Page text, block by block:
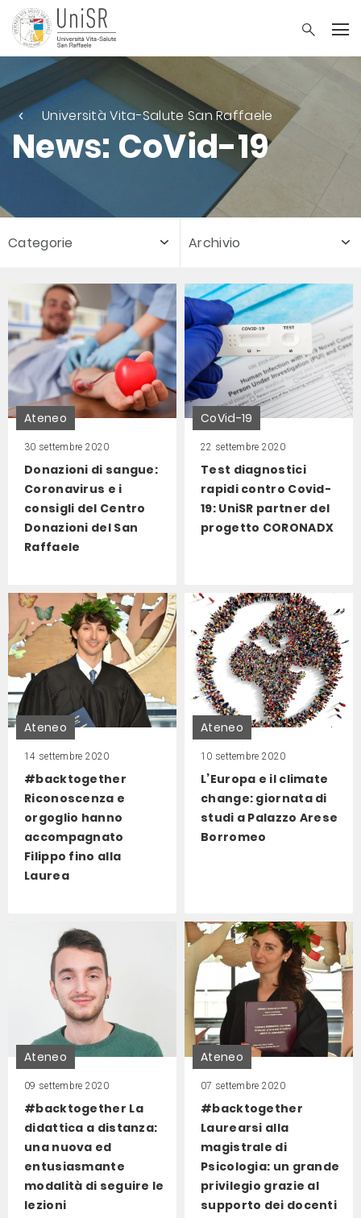
Università Vita-Salute San Raffaele
News: CoVid-19
Categorie Archivio
Ateneo
30 settembre 2020
Donazioni di sangue:
Coronavirus e i
consigli del Centro
Donazioni del San
Raffaele
CoVid-19
22 settembre 2020
Test diagnostici
rapidi contro Covid-
19: UniSR partner del
progetto CORONADX
Ateneo
14 settembre 2020
#backtogether
Riconoscenza e
orgoglio hanno
accompagnato
Filippo fino alla
Laurea
Ateneo
10 settembre 2020
L’Europa e il climate
change: giornata di
studi a Palazzo Arese
Borromeo
Ateneo
09 settembre 2020
#backtogether La
didattica a distanza:
una nuova ed
entusiasmante
modalità di seguire le
lezioni
Ateneo
07 settembre 2020
#backtogether
Laurearsi alla
magistrale di
Psicologia: un grande
privilegio grazie al
supporto dei docenti